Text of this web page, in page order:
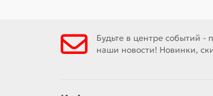
Будьте в центре событий -
наши новости! Новинки,